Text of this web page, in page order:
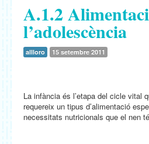
A.1.2
l’adolescència
allloro 15 setembre 2011
La infància és l’etapa del cicle vital
requereix un tipus d’alimentació
necessitats nutricionals que el nen